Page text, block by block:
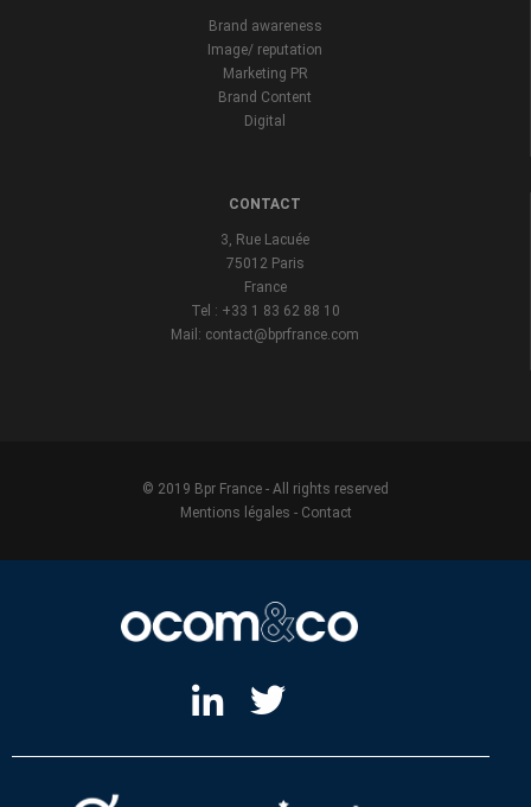
Brand awareness
Image/ reputation
Marketing PR
Brand Content
Digital
CONTACT
3, Rue Lacuée
75012 Paris
France
Tel : +33 1 83 62 88 10
Mail: contact@bprfrance.com
© 2019 Bpr France - All rights reserved
Mentions légales - Contact